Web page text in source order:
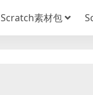
Scratch素材包